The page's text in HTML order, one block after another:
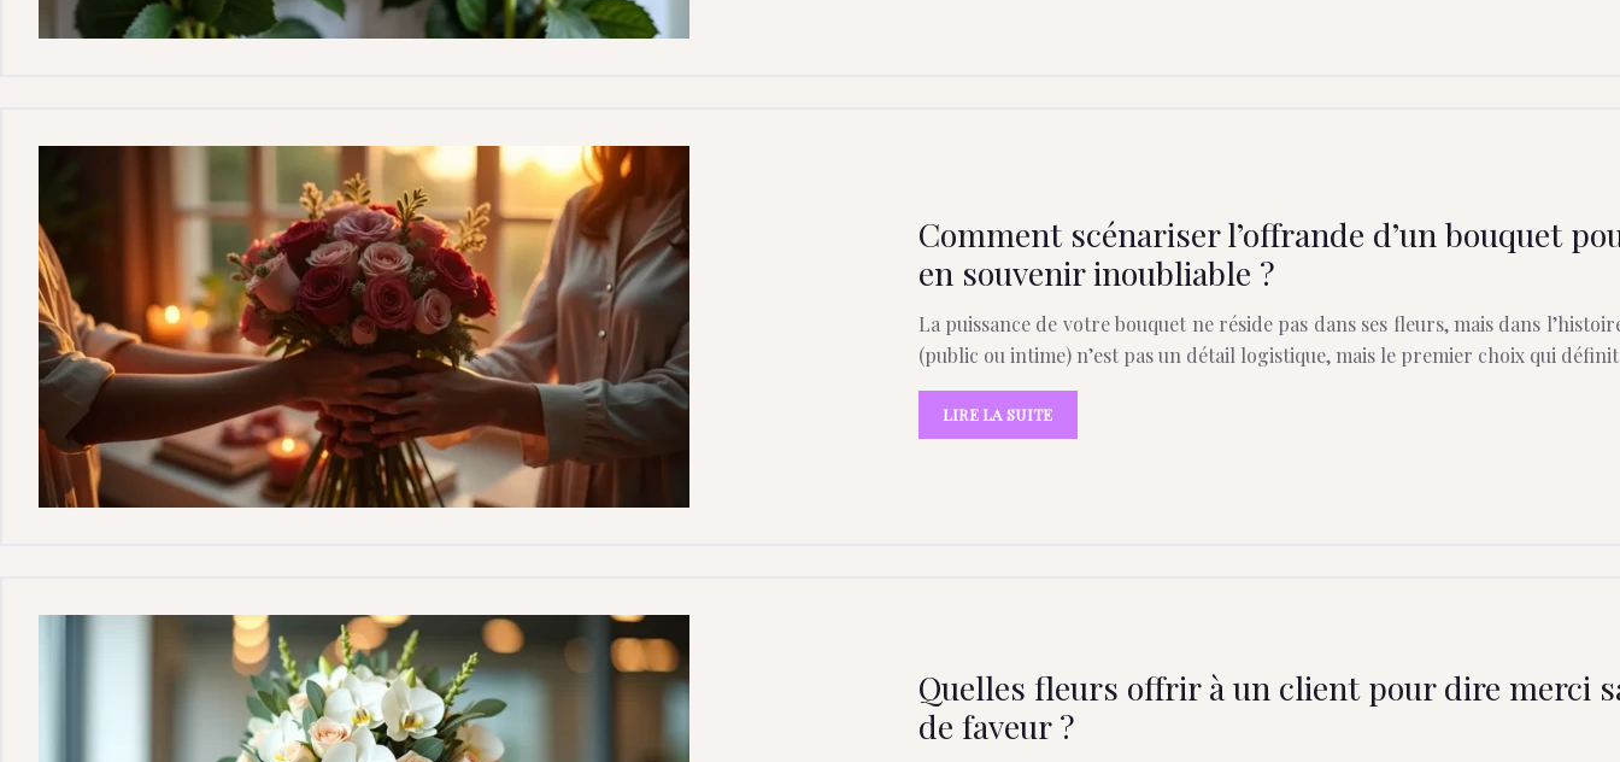
Comment scénariser l’offrande d’un bouquet
en souvenir inoubliable ?
La puissance de votre bouquet ne réside pas dans ses fleurs, mais dans
(public ou intime) n’est pas un détail logistique, mais le premier choix qui
LIRE LA SUITE
Quelles fleurs offrir à un client pour dire merci
de faveur ?